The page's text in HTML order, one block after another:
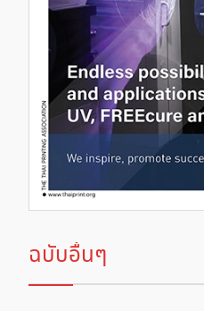
ฉบับอื่นๆ